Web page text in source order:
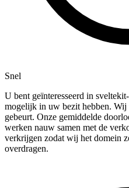
Snel
U bent geïnteresseerd in
mogelijk in uw bezit hebben. Wij
gebeurt. Onze gemiddelde
werken nauw samen met de
verkrijgen zodat wij het domein
overdragen.